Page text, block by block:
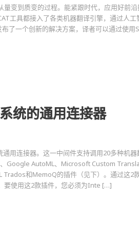
变到质变的过程。能紧跟时代，应用好前
工具都接入了各类机器翻译引擎，通过人
了一个创新的解决方案，译者可以通过使用
统的通用连接器
用连接器。这一中间件支持调用20多种机器
Google AutoML、Microsoft Custom
和MemoQ的插件（见下）。通过这2
要使用这2款插件，您必须为Inte […]